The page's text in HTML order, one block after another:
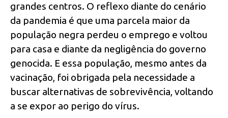
grandes centros. O reflexo diante do cenário
da pandemia é que uma parcela maior da
população negra perdeu o emprego e voltou
para casa e diante da negligência do governo
genocida. E essa população, mesmo antes da
vacinação, foi obrigada pela necessidade a
buscar alternativas de sobrevivência, voltando
a se expor ao perigo do vírus.